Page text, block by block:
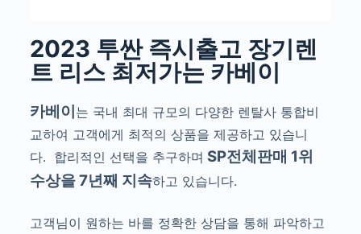
2023 투싼 즉시출고 장기렌
트 리스 최저가는 카베이
카베이는 국내 최대 규모의 다양한 렌탈사 통합비
교하여 고객에게 최적의 상품을 제공하고 있습니
다. 합리적인 선택을 추구하며 SP전체판매 1위
수상을 7년째 지속하고 있습니다.
고객님이 원하는 바를 정확한 상담을 통해 파악하고